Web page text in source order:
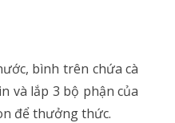
bình trên chứa cà
và lắp 3 bộ phận của
để thưởng thức.